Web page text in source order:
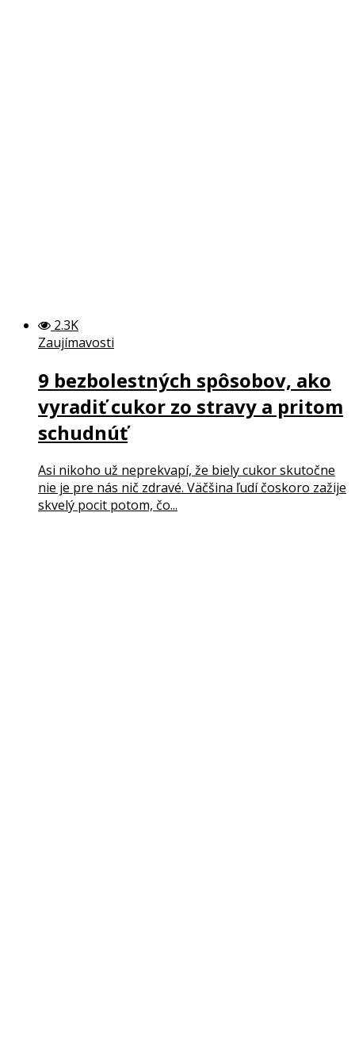
2.3K
Zaujímavosti
9 bezbolestných spôsobov, ako
vyradiť cukor zo stravy a pritom
schudnúť
Asi nikoho už neprekvapí, že biely cukor skutočne
nie je pre nás nič zdravé. Väčšina ľudí čoskoro zažije
skvelý pocit potom, čo...